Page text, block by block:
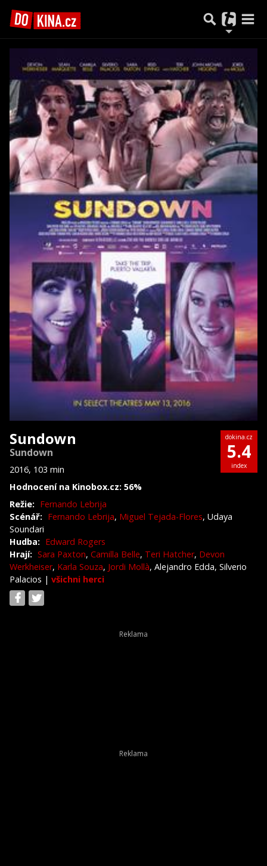
Sundown
Sundown
2016, 103 min
Hodnocení na Kinobox.cz: 56%
dokina.cz
5.4
index
Režie: Fernando Lebrija
Scénář: Fernando Lebrija, Miguel Tejada-Flores, Udaya
Soundari
Hudba: Edward Rogers
Hrají: Sara Paxton, Camilla Belle, Teri Hatcher, Devon
Werkheiser, Karla Souza, Jordi Mollà, Alejandro Edda, Silverio
Palacios | všichni herci